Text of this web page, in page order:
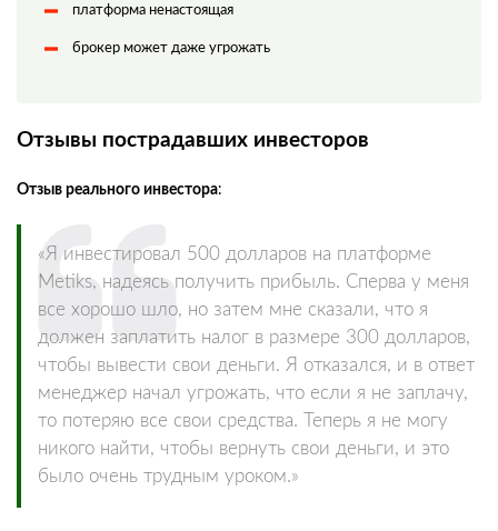
платформа ненастоящая
брокер может даже угрожать
Отзывы пострадавших инвесторов
Отзыв реального инвестора:
«Я инвестировал 500 долларов на платформе
Metiks, надеясь получить прибыль. Сперва у меня
все хорошо шло, но затем мне сказали, что я
должен заплатить налог в размере 300 долларов,
чтобы вывести свои деньги. Я отказался, и в ответ
менеджер начал угрожать, что если я не заплачу,
то потеряю все свои средства. Теперь я не могу
никого найти, чтобы вернуть свои деньги, и это
было очень трудным уроком.»